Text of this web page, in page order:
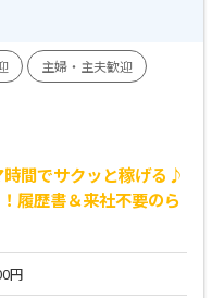
主婦・主夫歓迎
間でサクッと稼げる♪
履歴書＆来社不要のら
円